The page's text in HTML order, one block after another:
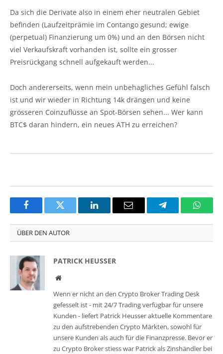
Da sich die Derivate also in einem eher neutralen Gebiet
befinden (Laufzeitprämie im Contango gesund; ewige
(perpetual) Finanzierung um 0%) und an den Börsen nicht
viel Verkaufskraft vorhanden ist, sollte ein grosser
Preisrückgang schnell aufgekauft werden...
Doch andererseits, wenn mein unbehagliches Gefühl falsch
ist und wir wieder in Richtung 14k drängen und keine
grösseren Coinzuflüsse an Spot-Börsen sehen... Wer kann
BTC$ daran hindern, ein neues ATH zu erreichen?
FacebookTwitter LinkedInEmail Telegram
ÜBER DEN AUTOR
PATRICK HEUSSER
Website
Wenn er nicht an den Crypto Broker Trading Desk
gefesselt ist - mit 24/7 Trading verfügbar für unsere
Kunden - liefert Patrick Heusser aktuelle Kommentare
zu den aufstrebenden Crypto Märkten, sowohl für
unsere Kunden als auch für die Finanzpresse. Bevor er
zu Crypto Broker stiess war Patrick als Zinshändler bei